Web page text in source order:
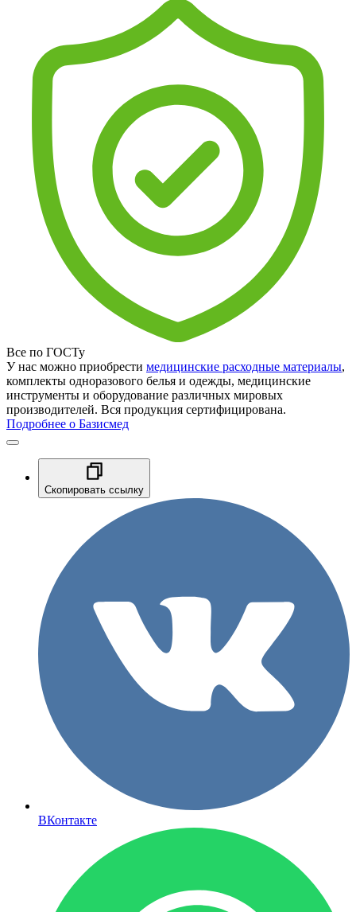
Все по ГОСТу
У нас можно приобрести медицинские расходные материалы,
комплекты одноразового белья и одежды, медицинские
инструменты и оборудование различных мировых
производителей. Вся продукция сертифицирована.
Подробнее о Базисмед
Скопировать ссылку
ВКонтакте